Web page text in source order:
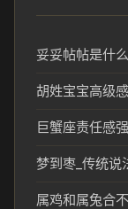
胡姓宝宝高级
巨蟹座责任感
梦到枣_传统说
属鸡和属兔合